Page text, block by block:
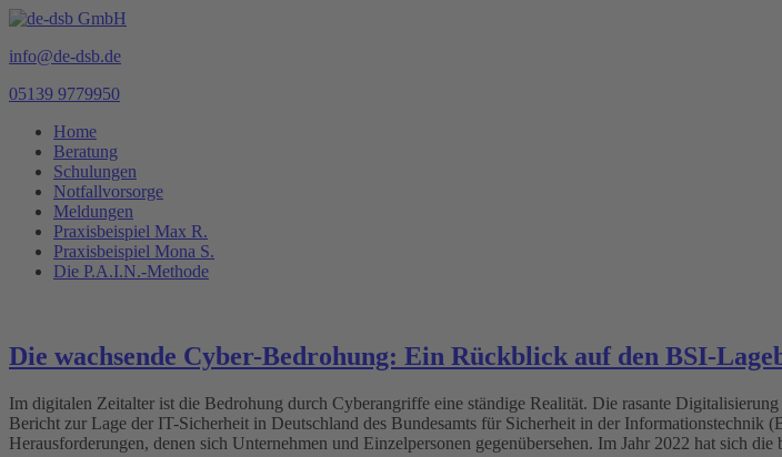
info@de-dsb.de
05139 9779950
Home
Beratung
Schulungen
Notfallvorsorge
Meldungen
Praxisbeispiel Max R.
Praxisbeispiel Mona S.
Die P.A.I.N.-Methode
Die wachsende Cyber-Bedrohung: Ein Rückblick auf den BSI-
Im digitalen Zeitalter ist die Bedrohung durch Cyberangriffe eine ständige Realität. Die rasante
Bericht zur Lage der IT-Sicherheit in Deutschland des Bundesamts für Sicherheit in der Informationstechnik
Herausforderungen, denen sich Unternehmen und Einzelpersonen gegenübersehen. Im Jahr 2022 hat sich